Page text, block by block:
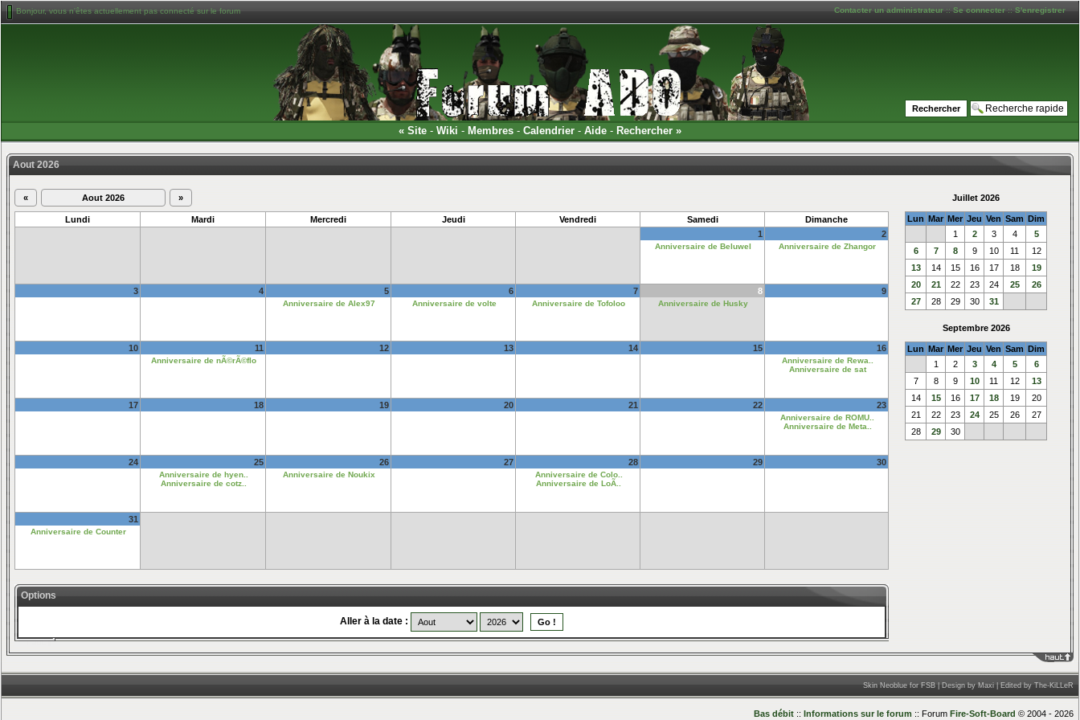
Bonjour, vous n'êtes actuellement pas connecté sur le forum Contacter un administrateur::Se connecter::S'enregistrer
« Site - Wiki - Membres - Calendrier - Aide - Rechercher »
Aout 2026
« Aout 2026 »
Lundi Mardi Mercredi Jeudi Vendredi Samedi
Dimanche
1
Anniversaire de Beluwel
2
Anniversaire de Zhangor
3 4 5
Anniversaire de Alex97
6
Anniversaire de volte
7
Anniversaire de Tofoloo
8
Anniversaire de Husky
9
10 11
Anniversaire de nÃ©rÃ©flo
12 13 14 15 16
Anniversaire de Rewa..
Anniversaire de sat
17 18 19 20 21 22 23
Anniversaire de ROMU..
Anniversaire de Meta..
24 25
Anniversaire de hyen..
Anniversaire de cotz..
26
Anniversaire de Noukix
27 28
Anniversaire de Colo..
Anniversaire de LoÃ..
29 30
31
Anniversaire de Counter
Options
Aller à la date :
Juillet 2026
Lun Mar Mer Jeu Ven Sam Dim
1
2 3 4
5
6
7 8 9 10 11
12
13
14 15 16 17 18
19
20
21 22 23 24 25
26
27
28 29 30 31
Septembre 2026
Lun Mar Mer Jeu Ven Sam Dim
1
2 3 4 5
6
7
8 9 10 11 12
13
14
15 16 17 18 19
20
21
22 23 24 25 26
27
28
29 30
____
Skin Neoblue for FSB | Design by Maxi | Edited by The-KiLLeR
Bas débit :: Informations sur le forum :: Forum Fire-Soft-Board © 2004 - 2026